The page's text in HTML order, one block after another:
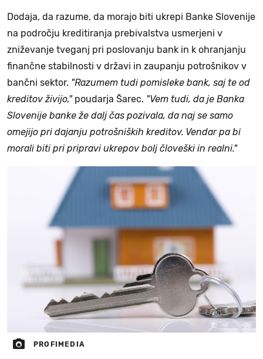
Dodaja, da razume, da morajo biti ukrepi Banke Slovenije
na področju kreditiranja prebivalstva usmerjeni v
zniževanje tveganj pri poslovanju bank in k ohranjanju
finančne stabilnosti v državi in zaupanju potrošnikov v
bančni sektor. "Razumem tudi pomisleke bank, saj te od
kreditov živijo,"poudarja Šarec. "Vem tudi, da je Banka
Slovenije banke že dalj čas pozivala, da naj se samo
omejijo pri dajanju potrošniških kreditov. Vendar pa bi
morali biti pri pripravi ukrepov bolj človeški in realni."
PROFIMEDIA